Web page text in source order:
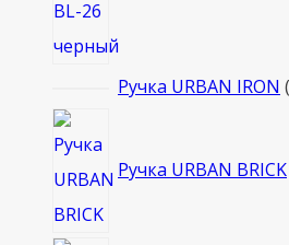
Ручка URBAN IRON
Ручка URBAN BRICK